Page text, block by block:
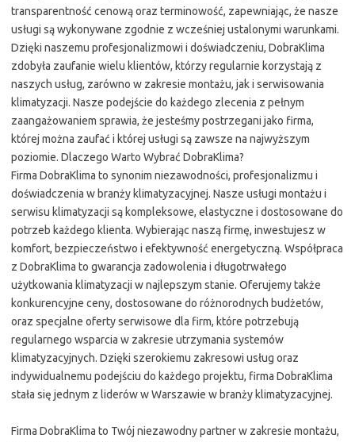
transparentność cenową oraz terminowość, zapewniając, że nasze
usługi są wykonywane zgodnie z wcześniej ustalonymi warunkami.
Dzięki naszemu profesjonalizmowi i doświadczeniu, DobraKlima
zdobyła zaufanie wielu klientów, którzy regularnie korzystają z
naszych usług, zarówno w zakresie montażu, jak i serwisowania
klimatyzacji. Nasze podejście do każdego zlecenia z pełnym
zaangażowaniem sprawia, że jesteśmy postrzegani jako firma,
której można zaufać i której usługi są zawsze na najwyższym
poziomie. Dlaczego Warto Wybrać DobraKlima?
Firma DobraKlima to synonim niezawodności, profesjonalizmu i
doświadczenia w branży klimatyzacyjnej. Nasze usługi montażu i
serwisu klimatyzacji są kompleksowe, elastyczne i dostosowane do
potrzeb każdego klienta. Wybierając naszą firmę, inwestujesz w
komfort, bezpieczeństwo i efektywność energetyczną. Współpraca
z DobraKlima to gwarancja zadowolenia i długotrwałego
użytkowania klimatyzacji w najlepszym stanie. Oferujemy także
konkurencyjne ceny, dostosowane do różnorodnych budżetów,
oraz specjalne oferty serwisowe dla firm, które potrzebują
regularnego wsparcia w zakresie utrzymania systemów
klimatyzacyjnych. Dzięki szerokiemu zakresowi usług oraz
indywidualnemu podejściu do każdego projektu, firma DobraKlima
stała się jednym z liderów w Warszawie w branży klimatyzacyjnej.
Firma DobraKlima to Twój niezawodny partner w zakresie montażu,